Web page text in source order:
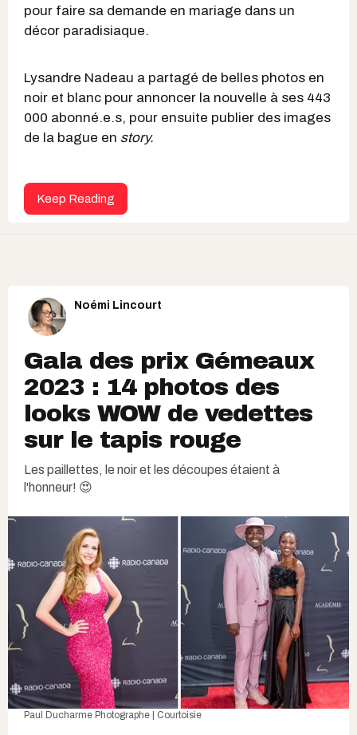
pour faire sa demande en mariage dans un
décor paradisiaque.
Lysandre Nadeau a partagé de belles photos en
noir et blanc pour annoncer la nouvelle à ses 443
000 abonné.e.s, pour ensuite publier des images
de la bague en story.
Keep Reading
Noémi Lincourt
Gala des prix Gémeaux
2023 : 14 photos des
looks WOW de vedettes
sur le tapis rouge
Les paillettes, le noir et les découpes étaient à
l'honneur! 😍
Paul Ducharme Photographe | Courtoisie